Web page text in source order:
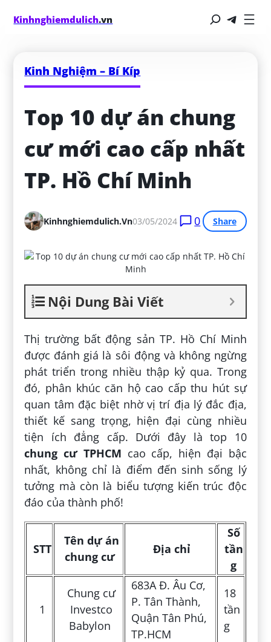
Kinhnghiemdulich.vn
Kinh Nghiệm – Bí Kíp
Top 10 dự án chung
cư mới cao cấp nhất
TP. Hồ Chí Minh
Kinhnghiemdulich.vn03/05/2024 0 Share
Nội Dung Bài Viết
Thị trường bất động sản TP. Hồ Chí Minh
được đánh giá là sôi động và không ngừng
phát triển trong nhiều thập kỷ qua. Trong
đó, phân khúc căn hộ cao cấp thu hút sự
quan tâm đặc biệt nhờ vị trí địa lý đắc địa,
thiết kế sang trọng, hiện đại cùng nhiều
tiện ích đẳng cấp. Dưới đây là top 10
chung cư TPHCM cao cấp, hiện đại bậc
nhất, không chỉ là điểm đến sinh sống lý
tưởng mà còn là biểu tượng kiến trúc độc
đáo của thành phố!
STT
Tên dự án
chung cư
Địa chỉ
Số
tần
g
1
Chung cư
Investco
Babylon
683A Đ. Âu Cơ,
P. Tân Thành,
Quận Tân Phú,
TP.HCM
18
tần
g